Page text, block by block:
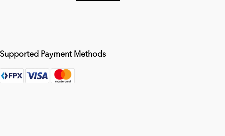
Supported Payment Methods